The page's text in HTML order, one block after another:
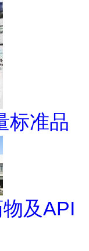
标准品
及API